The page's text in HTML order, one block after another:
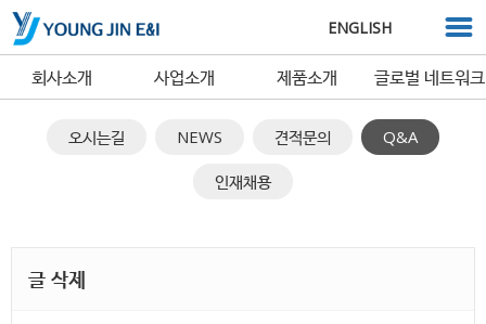
ENGLISH
회사소개 사업소개 제품소개 글로벌 네트워크
오시는길 NEWS 견적문의 Q&A
인재채용
글 삭제